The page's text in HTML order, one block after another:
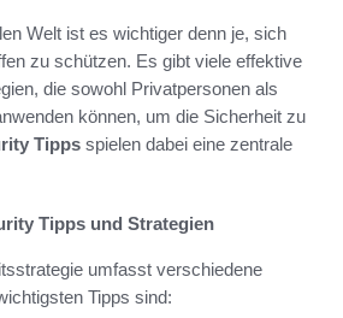
Welt ist es wichtiger denn je, sich
zu schützen. Es gibt viele effektive
die sowohl Privatpersonen als
können, um die Sicherheit zu
Tipps spielen dabei eine zentrale
Tipps und Strategien
umfasst verschiedene
Tipps sind: